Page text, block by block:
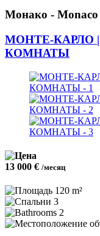
Монако - Monaco
МОНТЕ-КАРЛО
КОМНАТЫ
13 000 € /месяц
120 m²
3
2